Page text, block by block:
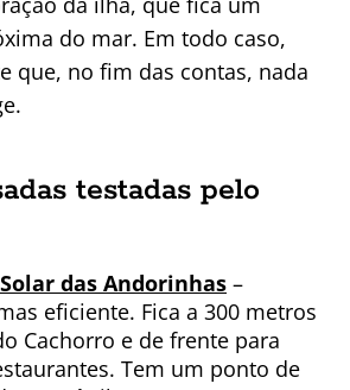
do mar. Em todo caso,
que, no fim das contas, nada
testadas pelo
das Andorinhas –
eficiente. Fica a 300 metros
Cachorro e de frente para
Tem um ponto de